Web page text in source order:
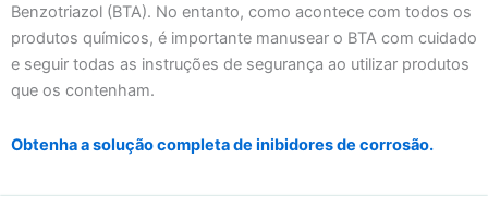
Benzotriazol (BTA). No entanto, como acontece com todos os
produtos químicos, é importante manusear o BTA com cuidado
e seguir todas as instruções de segurança ao utilizar produtos
que os contenham.
Obtenha a solução completa de inibidores de corrosão.